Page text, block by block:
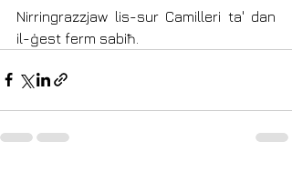
Nirringrazzjaw lis-sur Camilleri ta' dan
il-ġest ferm sabiħ.